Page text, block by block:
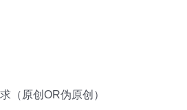
（原创OR伪原创）